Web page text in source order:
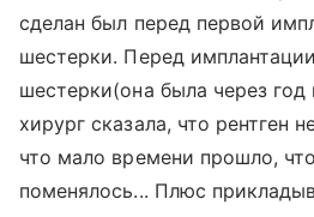
сделан был перед первой
шестерки. Перед
шестерки(она была через
хирург сказала, что рентген
что мало времени прошло,
поменялось... Плюс